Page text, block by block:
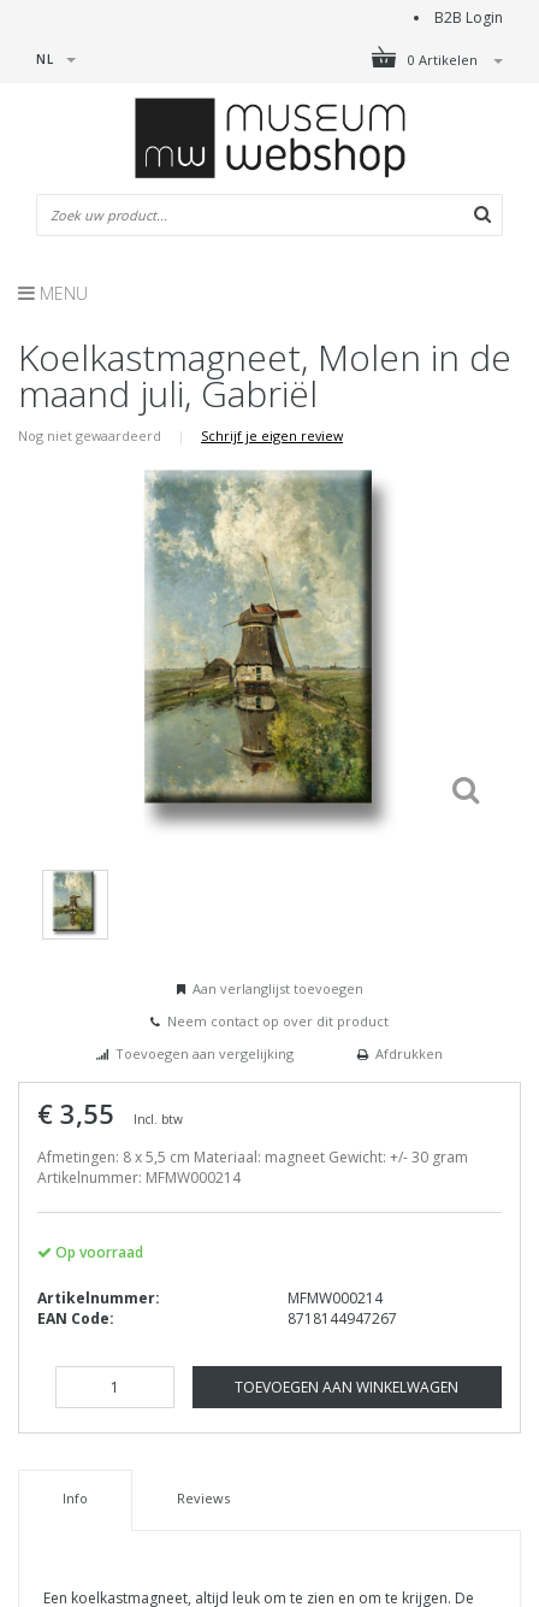
B2B Login
0 Artikelen
NL
MENU
Koelkastmagneet, Molen in de
maand juli, Gabriël
Nog niet gewaardeerd | Schrijf je eigen review
Aan verlanglijst toevoegen
Neem contact op over dit product
Toevoegen aan vergelijking
Afdrukken
€ 3,55 Incl. btw
Afmetingen: 8 x 5,5 cm Materiaal: magneet Gewicht: +/- 30 gram
Artikelnummer: MFMW000214
Op voorraad
Artikelnummer:
MFMW000214
EAN Code:
8718144947267
TOEVOEGEN AAN WINKELWAGEN
Info Reviews
Een koelkastmagneet, altijd leuk om te zien en om te krijgen. De